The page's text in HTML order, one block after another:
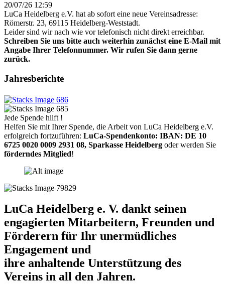
20/07/26 12:59
LuCa Heidelberg e.V. hat ab sofort eine neue Vereinsadresse:
Römerstr. 23, 69115 Heidelberg-Weststadt.
Leider sind wir nach wie vor telefonisch nicht direkt erreichbar.
Schreiben Sie uns bitte auch weiterhin zunächst eine E-Mail mit
Angabe Ihrer Telefonnummer. Wir rufen Sie dann gerne
zurück.
Jahresberichte
Jede Spende hilft !
Helfen Sie mit Ihrer Spende, die Arbeit von LuCa Heidelberg e.V.
erfolgreich fortzuführen: LuCa-Spendenkonto: IBAN: DE 10
6725 0020 0009 2931 08, Sparkasse Heidelberg oder werden Sie
förderndes Mitglied!
LuCa Heidelberg e. V. dankt seinen
engagierten Mitarbeitern, Freunden und
Förderern für Ihr unermüdliches
Engagement und
ihre anhaltende Unterstützung des
Vereins in all den Jahren.